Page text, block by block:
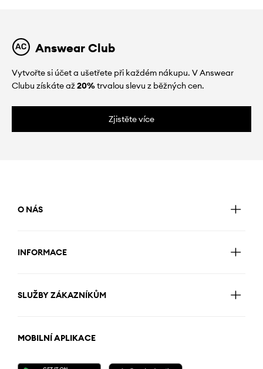
Answear Club
Vytvořte si účet a ušetřete při každém nákupu. V Answear
Clubu získáte až20%trvalou slevu z běžných cen.
Zjistěte více
O NÁS
INFORMACE
SLUŽBY ZÁKAZNÍKŮM
MOBILNÍ APLIKACE